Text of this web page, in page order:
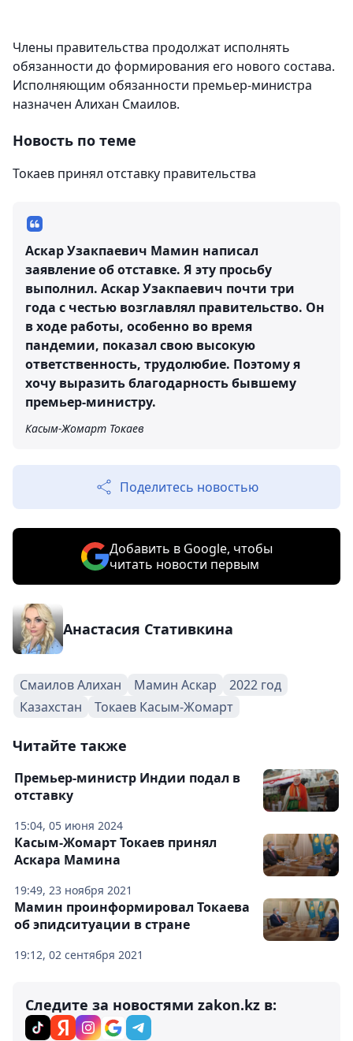
Члены правительства продолжат исполнять
обязанности до формирования его нового состава.
Исполняющим обязанности премьер-министра
назначен Алихан Смаилов.
Новость по теме
Токаев принял отставку правительства
Аскар Узакпаевич Мамин написал
заявление об отставке. Я эту просьбу
выполнил. Аскар Узакпаевич почти три
года с честью возглавлял правительство. Он
в ходе работы, особенно во время
пандемии, показал свою высокую
ответственность, трудолюбие. Поэтому я
хочу выразить благодарность бывшему
премьер-министру.
Касым-Жомарт Токаев
Поделитесь новостью
Добавить в Google, чтобы
читать новости первым
Анастасия Стативкина
Смаилов Алихан Мамин Аскар
2022 год
Казахстан
Токаев Касым-Жомарт
Читайте также
15:04, 05 июня 2024
Премьер-министр Индии подал в
отставку
19:49, 23 ноября 2021
Касым-Жомарт Токаев принял
Аскара Мамина
19:12, 02 сентября 2021
Мамин проинформировал Токаева
об эпидситуации в стране
Следите за новостями zakon.kz в: